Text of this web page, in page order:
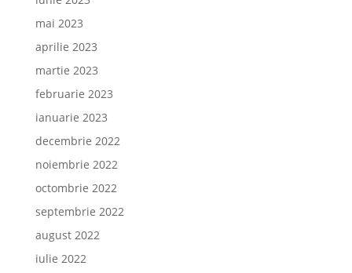
mai 2023
aprilie 2023
martie 2023
februarie 2023
ianuarie 2023
decembrie 2022
noiembrie 2022
octombrie 2022
septembrie 2022
august 2022
iulie 2022